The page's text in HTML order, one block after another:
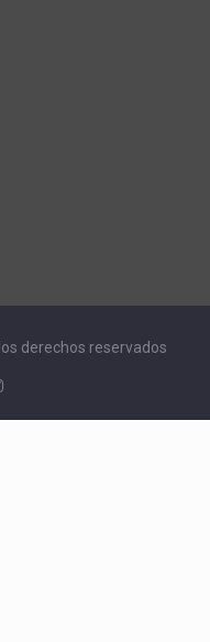
derechos reservados